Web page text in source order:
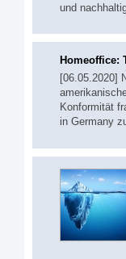
und
Homeoffice:
[06.05.2020]
Konformität
in Germany